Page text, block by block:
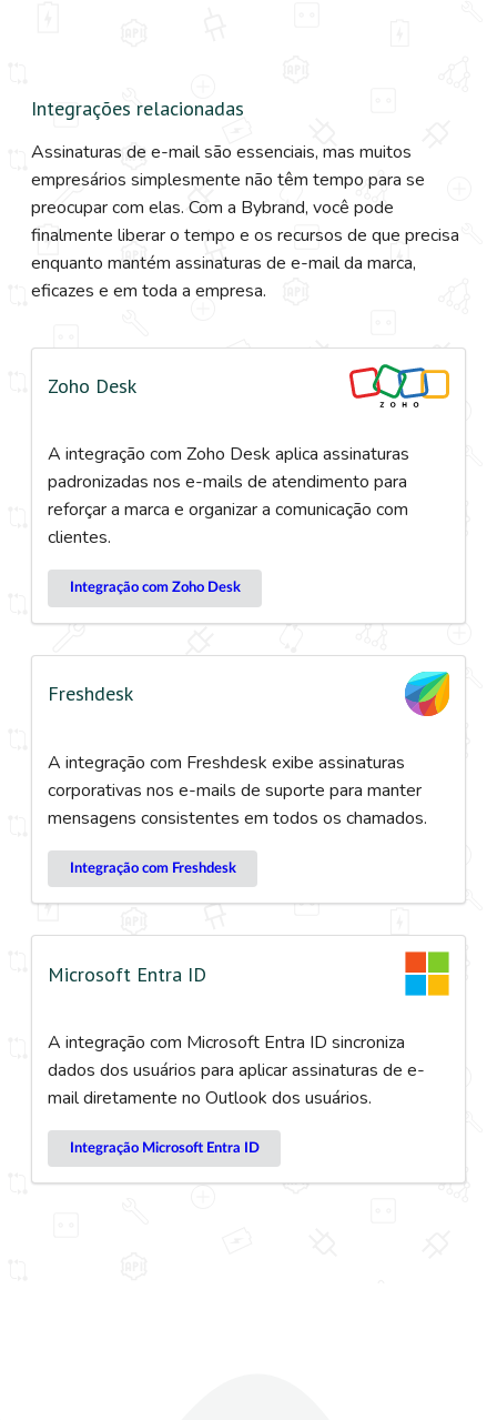
Integrações relacionadas
Assinaturas de e-mail são essenciais, mas muitos
empresários simplesmente não têm tempo para se
preocupar com elas. Com a Bybrand, você pode
finalmente liberar o tempo e os recursos de que precisa
enquanto mantém assinaturas de e-mail da marca,
eficazes e em toda a empresa.
Zoho Desk
A integração com Zoho Desk aplica assinaturas
padronizadas nos e-mails de atendimento para
reforçar a marca e organizar a comunicação com
clientes.
Integração com Zoho Desk
Freshdesk
A integração com Freshdesk exibe assinaturas
corporativas nos e-mails de suporte para manter
mensagens consistentes em todos os chamados.
Integração com Freshdesk
Microsoft Entra ID
A integração com Microsoft Entra ID sincroniza
dados dos usuários para aplicar assinaturas de e-
mail diretamente no Outlook dos usuários.
Integração Microsoft Entra ID